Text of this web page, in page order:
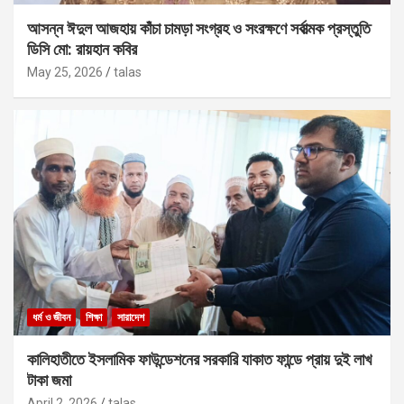
আসন্ন ঈদুল আজহায় কাঁচা চামড়া সংগ্রহ ও সংরক্ষণে সর্বাত্মক প্রস্তুতি
ডিসি মো: রায়হান কবির
May 25, 2026 talas
ধর্ম ও জীবন শিক্ষা সারাদেশ
কালিহাতীতে ইসলামিক ফাউন্ডেশনের সরকারি যাকাত ফান্ডে প্রায় দুই লাখ
টাকা জমা